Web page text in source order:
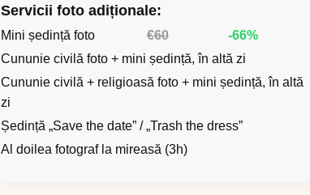
Servicii foto adiționale:
Mini ședință foto €60 -66%
Cununie civilă foto + mini ședință, în altă zi
Cununie civilă + religioasă foto + mini ședință, în altă
zi
Ședință „Save the date” / „Trash the dress”
Al doilea fotograf la mireasă (3h)